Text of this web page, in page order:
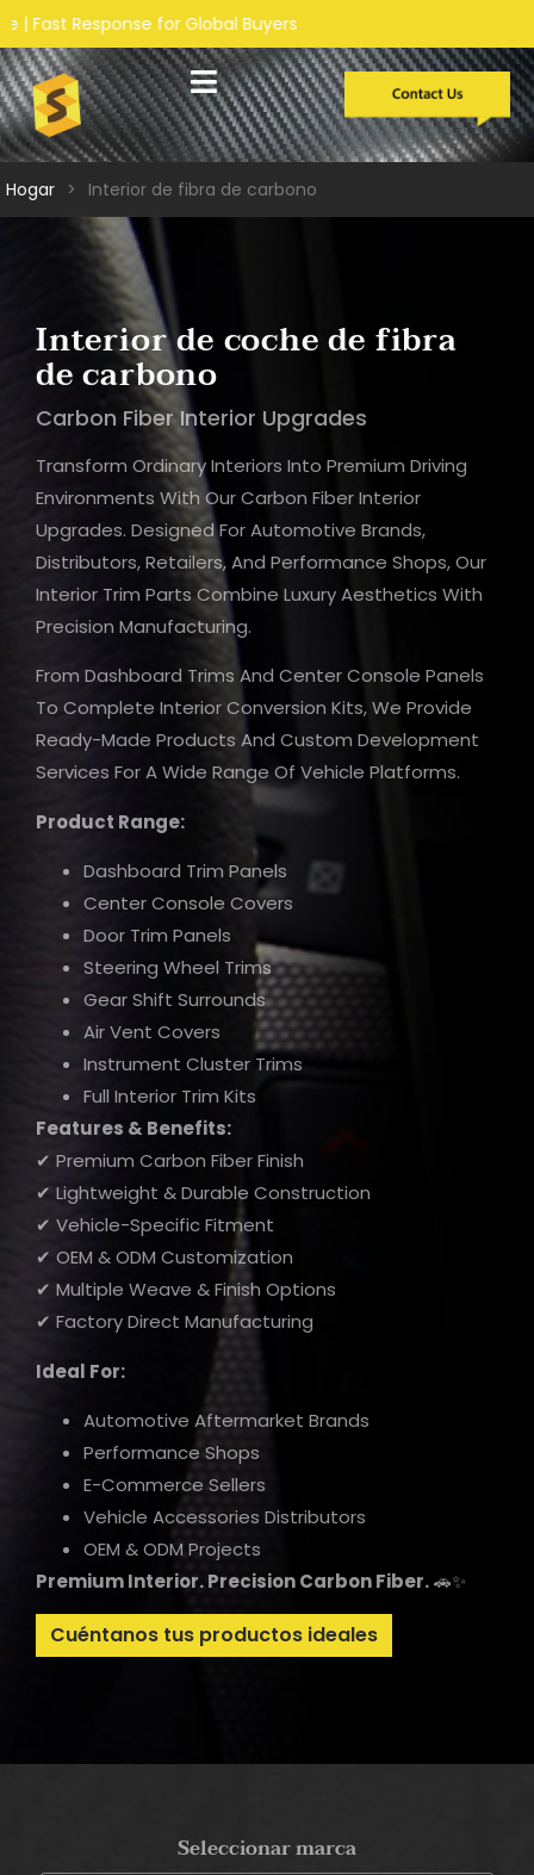
for Global Buyers
Hogar > Interior de fibra de carbono
Interior de coche de fibra
de carbono
Carbon Fiber Interior Upgrades
Transform Ordinary Interiors Into Premium Driving
Environments With Our Carbon Fiber Interior
Upgrades. Designed For Automotive Brands,
Distributors, Retailers, And Performance Shops, Our
Interior Trim Parts Combine Luxury Aesthetics With
Precision Manufacturing.
From Dashboard Trims And Center Console Panels
To Complete Interior Conversion Kits, We Provide
Ready-Made Products And Custom Development
Services For A Wide Range Of Vehicle Platforms.
Product Range:
Dashboard Trim Panels
Center Console Covers
Door Trim Panels
Steering Wheel Trims
Gear Shift Surrounds
Air Vent Covers
Instrument Cluster Trims
Full Interior Trim Kits
Features & Benefits:
✔ Premium Carbon Fiber Finish
✔ Lightweight & Durable Construction
✔ Vehicle-Specific Fitment
✔ OEM & ODM Customization
✔ Multiple Weave & Finish Options
✔ Factory Direct Manufacturing
Ideal For:
Automotive Aftermarket Brands
Performance Shops
E-Commerce Sellers
Vehicle Accessories Distributors
OEM & ODM Projects
Premium Interior. Precision Carbon Fiber.🚗✨
Cuéntanos tus productos ideales
Seleccionar marca